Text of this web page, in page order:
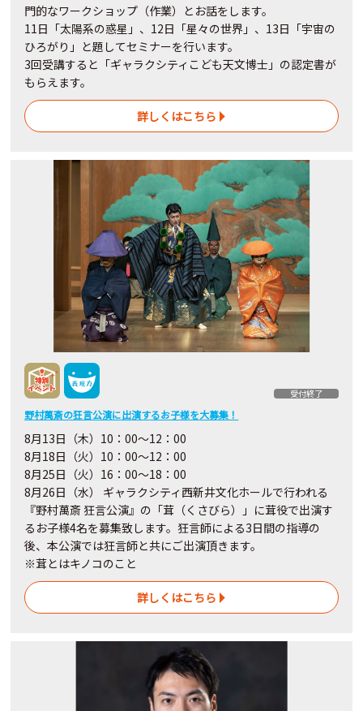
門的なワークショップ（作業）とお話をします。
11日「太陽系の惑星」、12日「星々の世界」、13日「宇宙の
ひろがり」と題してセミナーを行います。
3回受講すると「ギャラクシティこども天文博士」の認定書が
もらえます。
詳しくはこちら
受付終了
野村萬斎の狂言公演に出演するお子様を大募集！
8月13日（木）10：00〜12：00
8月18日（火）10：00〜12：00
8月25日（火）16：00～18：00
8月26日（水） ギャラクシティ西新井文化ホールで行われる
『野村萬斎 狂言公演』の「茸（くさびら）」に茸役で出演す
るお子様4名を募集致します。狂言師による3日間の指導の
後、本公演では狂言師と共にご出演頂きます。
※茸とはキノコのこと
詳しくはこちら